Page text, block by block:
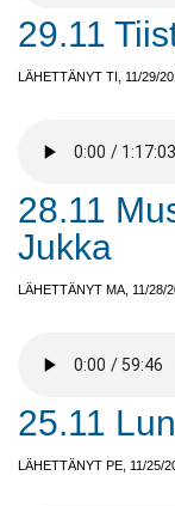
29.11
LÄHETTÄNYT TI, 11/29/
28.11
Jukka
LÄHETTÄNYT MA, 11/28/
25.11
LÄHETTÄNYT PE, 11/25/